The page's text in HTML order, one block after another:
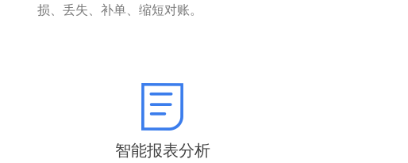
损、丢失、补单、缩短对账。
智能报表分析